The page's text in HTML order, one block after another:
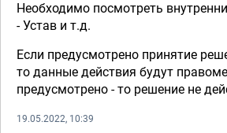
Необходимо посмотреть
- Устав и т.д.
Если предусмотрено принятие
то данные действия будут
предусмотрено - то решение не
19.05.2022, 10:39